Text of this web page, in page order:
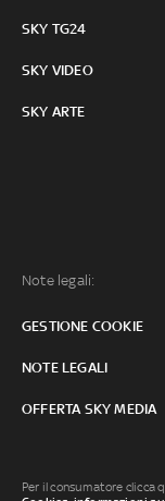
SKY TG24
SKY VIDEO
SKY ARTE
Note legali:
GESTIONE COOKIE
NOTE LEGALI
OFFERTA SKY MEDIA
Per il consumatore clicca